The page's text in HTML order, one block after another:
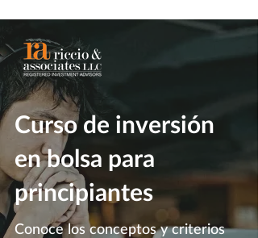
Curso de inversión
en bolsa para
principiantes
Conoce los conceptos y criterios